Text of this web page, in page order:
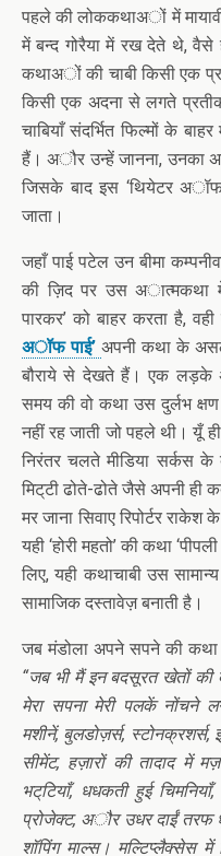
पहले की लोककथाअों में
में बन्द गोरैया में रख देते थे, वैसे
कथाअों की चाबी किसी एक
किसी एक अदना से लगते
चाबियाँ संदर्भित फिल्मों के
हैं। अौर उन्हें जानना, उनका
जिसके बाद इस ‘थियेटर
जाता।
जहाँ पाई पटेल उन बीमा
की ज़िद पर उस अात्मकथा में
पारकर’ को बाहर करता है,
अॉफ पाई’ अपनी कथा के
बौराये से देखते हैं। एक लड़के
समय की वो कथा उस दुर्लभ क्षण
नहीं रह जाती जो पहले थी। यूँ
निरंतर चलते मीडिया सर्कस के
मिट्‌टी ढोते-ढोते जैसे अपनी ही
मर जाना सिवाए रिपोर्टर
यही ‘होरी महतो’ की कथा
लिए, यही कथाचाबी उस
सामाजिक दस्तावेज़ बनाती है।
जब मंडोला अपने सपने की कथा
“जब भी मैं इन बदसूरत खेतों
मेरा सपना मेरी पलकें नोंचने
मशीनें, बुलडोज़र्स,
सीमेंट, हज़ारों की तादाद में
भट्‌टियाँ, धधकती हुई
प्रोजेक्ट, अौर उधर दाईं तरफ
शॉपिंग माल्स। मल्टिप्लैक्सेस में